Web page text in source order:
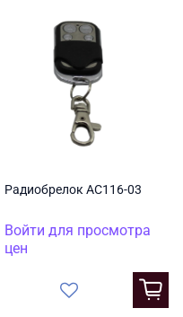
Радиобрелок AC116-03
Войти для просмотра
цен